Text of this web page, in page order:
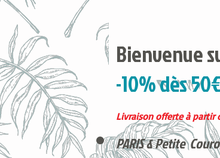
Bienvenue
-10% dès
Livraison offerte à partir
PARIS & Petite